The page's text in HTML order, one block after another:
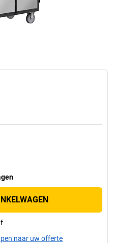
naar uw offerte